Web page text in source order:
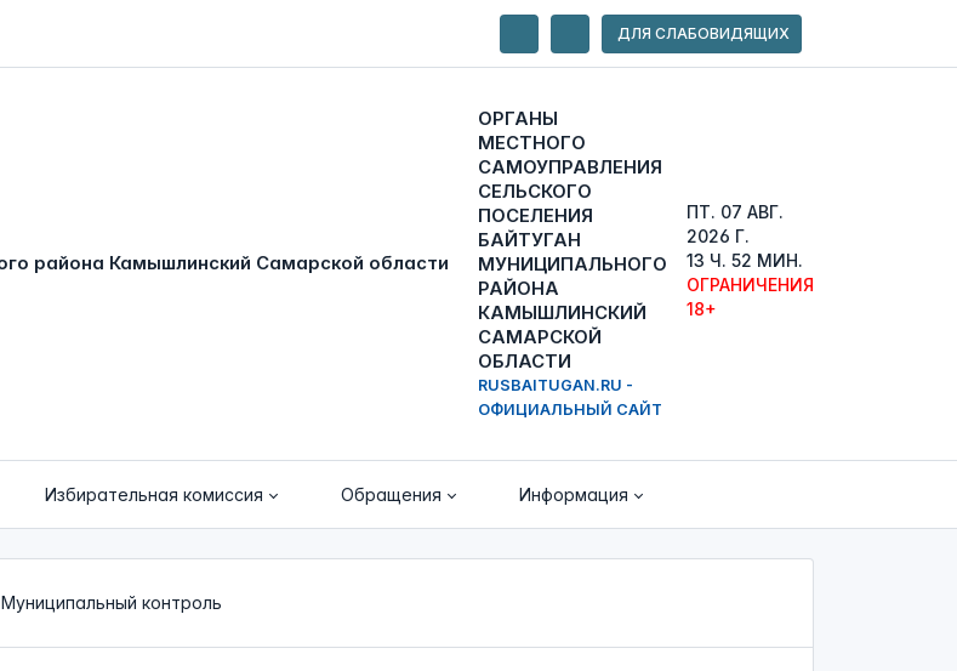
ДЛЯ СЛАБОВИДЯЩИХ
ОРГАНЫ
МЕСТНОГО
САМОУПРАВЛЕНИЯ
СЕЛЬСКОГО
ПОСЕЛЕНИЯ
БАЙТУГАН
МУНИЦИПАЛЬНОГО
РАЙОНА
КАМЫШЛИНСКИЙ
САМАРСКОЙ
ОБЛАСТИ
RUSBAITUGAN.RU -
ОФИЦИАЛЬНЫЙ САЙТ
ПТ. 07 АВГ.
2026 Г.
13 Ч. 52 МИН.
ОГРАНИЧЕНИЯ
18+
Избирательная комиссия Обращения Информация
Муниципальный контроль